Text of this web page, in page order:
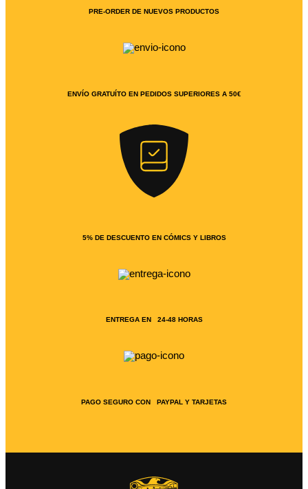
PRE-ORDER DE NUEVOS PRODUCTOS
ENVÍO GRATUÍTO EN PEDIDOS SUPERIORES A 50€
5% DE DESCUENTO EN CÓMICS Y LIBROS
ENTREGA EN 24-48 HORAS
PAGO SEGURO CON PAYPAL Y TARJETAS